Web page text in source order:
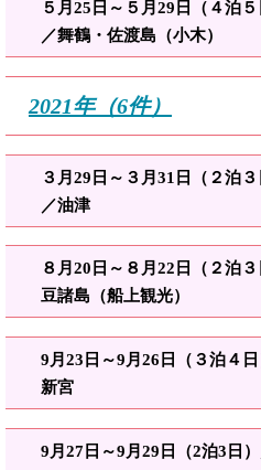
５月 25日～５月29日（４泊５
／舞鶴・佐渡島（小木）
2021年（6件）
３月29日～３月31日（２泊
／油津
８月20日～８月22日（２泊
豆諸島 （船上観光）
9月 23日～9月26日（３泊４
新宮
9月27日～9月29日（2泊3日